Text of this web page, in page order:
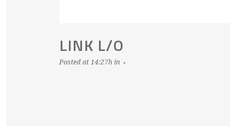
LINK L/O
Posted at 14:27h in